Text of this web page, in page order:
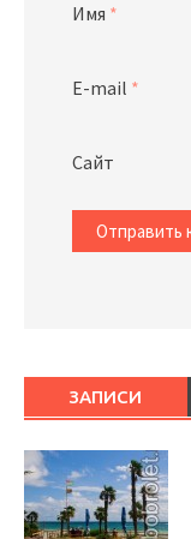
Имя *
E-mail *
Сайт
ЗАПИСИ